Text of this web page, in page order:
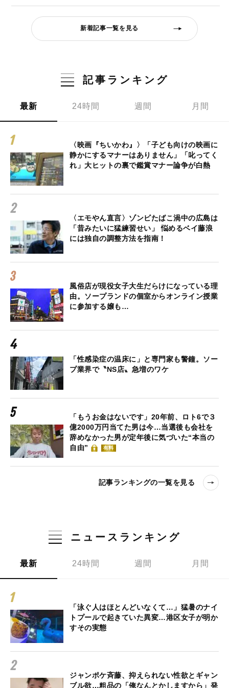
新着記事一覧を見る
記事ランキング
最新 24時間 週間 月間
〈映画『ちいかわ』〉「子ども向けの映画に
静かにするマナーはありません」「叱ってく
れ」大ヒットの裏で鑑賞マナー論争が白熱
〈エモやん直言〉ゾンビたばこ渦中の広島は
「昔みたいに猛練習せい」 悩めるベイ藤浪
には独自の調整方法を指南！
風俗店が現役女子大生だらけになっている理
由。ソープランドの個室からオンライン授業
に参加する嬢も…
「性感染症の温床に」と専門家も警鐘。ソー
プ業界で〝NS店〟急増のワケ
「もうお金はないです」20年前、ロト6で３
億2000万円当てた男は今…当選後も会社を
辞めなかった男が定年後に気づいた“本当の
自由”
有料
記事ランキングの一覧を見る
ニュースランキング
最新 24時間 週間 月間
「泳ぐ人はほとんどいなくて…」猛暑のナイ
トプールで起きていた異変…港区女子が明か
すその実態
ジャンポケ斉藤、抑えられない性欲とギャン
ブル欲…粗品の「俺なんとかしますから」発